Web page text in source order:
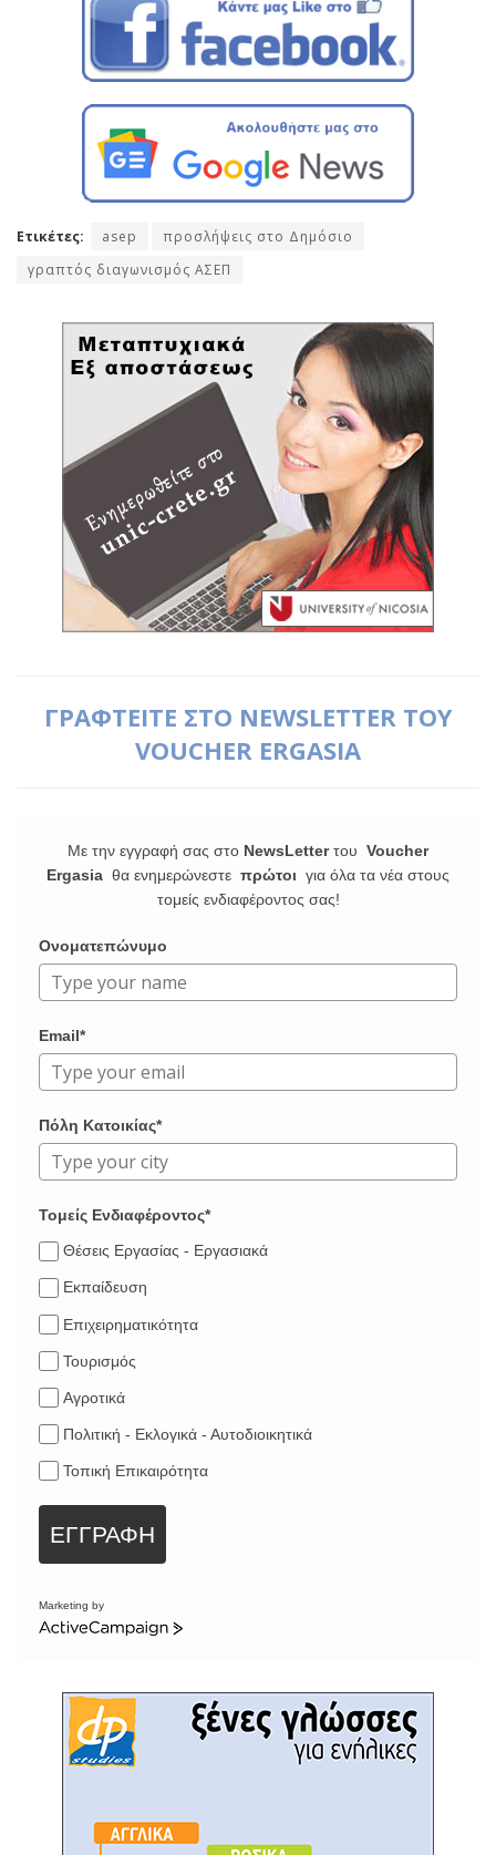
Ετικέτες: asep
προσλήψεις στο Δημόσιο
γραπτός διαγωνισμός ΑΣΕΠ
ΓΡΑΦΤΕΙΤΕ ΣΤΟ NEWSLETTER ΤΟΥ
VOUCHER ERGASIA
Με την εγγραφή σας στο NewsLetterτου Voucher
Ergasia θα ενημερώνεστε πρώτοι για όλα τα νέα στους
τομείς ενδιαφέροντος σας!
Ονοματεπώνυμο
Email*
Πόλη Κατοικίας*
Τομείς Ενδιαφέροντος*
Θέσεις Εργασίας - Εργασιακά
Εκπαίδευση
Επιχειρηματικότητα
Τουρισμός
Αγροτικά
Πολιτική - Εκλογικά - Αυτοδιοικητικά
Τοπική Επικαιρότητα
ΕΓΓΡΑΦΗ
Marketing by